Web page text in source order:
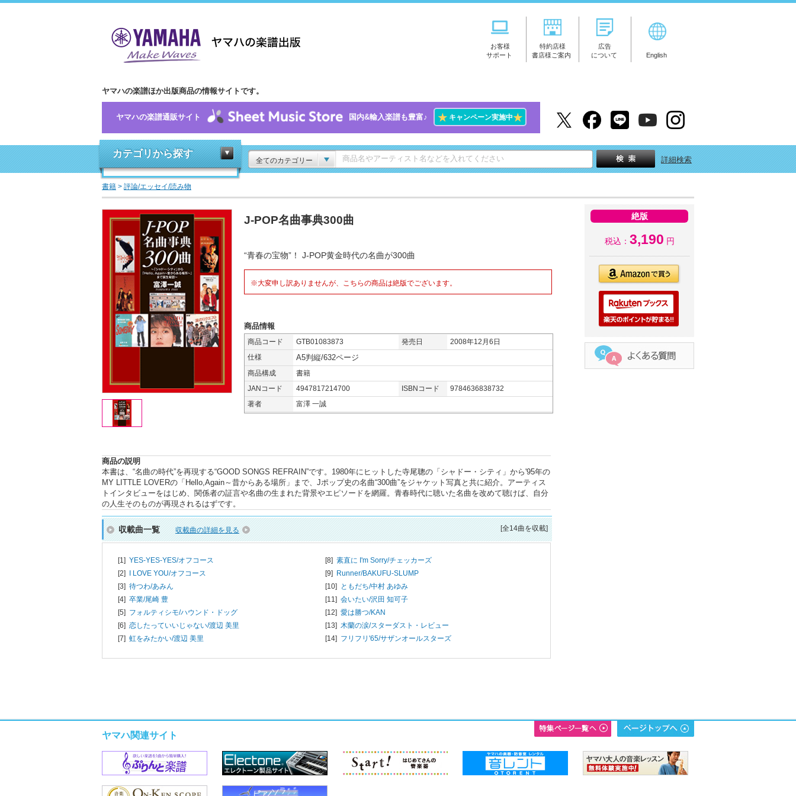
お客様
サポート
特約店様
書店様ご案内
広告
について
English
ヤマハの楽譜ほか出版商品の情報サイトです。
ヤマハの楽譜通販サイト 国内&輸入楽譜も豊富♪ ★キャンペーン実施中★
カテゴリから探す
全てのカテゴリー 詳細検索
書籍 > 評論/エッセイ/読み物
J-POP名曲事典300曲
“青春の宝物”！ J-POP黄金時代の名曲が300曲
※大変申し訳ありませんが、こちらの商品は絶版でございます。
商品情報
商品コード GTB01083873 発売日
2008年12月6日
仕様
A5判縦/632ページ
商品構成
書籍
JANコード
4947817214700 ISBNコード
9784636838732
著者
富澤 一誠
商品の説明
本書は、“名曲の時代”を再現する“GOOD SONGS REFRAIN”です。1980年にヒットした寺尾聰の「シャドー・シティ」から'95年の
MY LITTLE LOVERの「Hello,Again～昔からある場所」まで、Jポップ史の名曲“300曲”をジャケット写真と共に紹介。アーティス
トインタビューをはじめ、関係者の証言や名曲の生まれた背景やエピソードを網羅。青春時代に聴いた名曲を改めて聴けば、自分
の人生そのものが再現されるはずです。
収載曲一覧 収載曲の詳細を見る [全14曲を収載]
[1] YES-YES-YES/オフコース
[2] I LOVE YOU/オフコース
[3] 待つわ/あみん
[4] 卒業/尾崎 豊
[5] フォルティシモ/ハウンド・ドッグ
[6] 恋したっていいじゃない/渡辺 美里
[7] 虹をみたかい/渡辺 美里
[8] 素直に I'm Sorry/チェッカーズ
[9] Runner/BAKUFU-SLUMP
[10] ともだち/中村 あゆみ
[11] 会いたい/沢田 知可子
[12] 愛は勝つ/KAN
[13] 木蘭の涙/スターダスト・レビュー
[14] フリフリ'65/サザンオールスターズ
絶版
税込： 3,190 円
ヤマハ関連サイト